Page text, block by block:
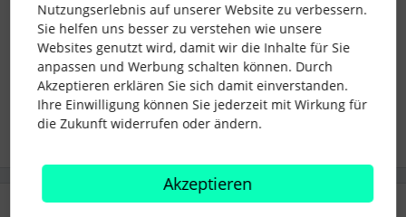
workflow eSignatur eSignatures
1 Personen gefällt dies
2 Antworten Älteste zuerst
Nutzungserlebnis auf unserer Website zu verbessern.
Sie helfen uns besser zu verstehen wie unsere
Websites genutzt wird, damit wir die Inhalte für Sie
anpassen und Werbung schalten können. Durch
Akzeptieren erklären Sie sich damit einverstanden.
Ihre Einwilligung können Sie jederzeit mit Wirkung für
die Zukunft widerrufen oder ändern.
Akzeptieren